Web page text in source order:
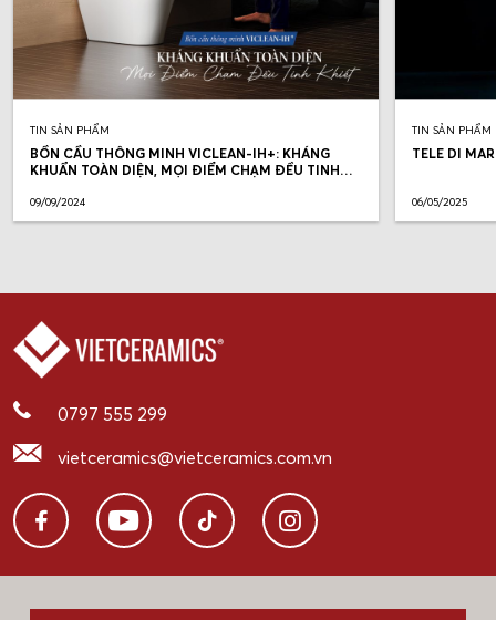
TIN SẢN PHẨM
BỒN CẦU THÔNG MINH VICLEAN-IH+: KHÁNG
KHUẨN TOÀN DIỆN, MỌI ĐIỂM CHẠM ĐỀU TINH
09/09/2024
TIN SẢN PHẨM
TELE DI
06/05/2025
0797 555 299
vietceramics@vietceramics.com.vn